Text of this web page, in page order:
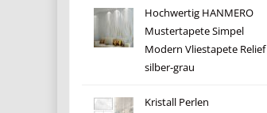
Hochwertig HANMERO
Mustertapete Simpel
Modern Vliestapete Relief
silber-grau
Kristall Perlen